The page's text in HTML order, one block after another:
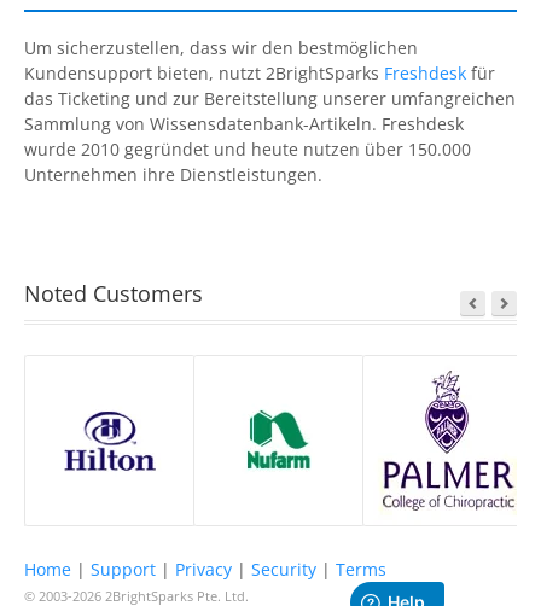
Um sicherzustellen, dass wir den bestmöglichen
Kundensupport bieten, nutzt 2BrightSparks Freshdesk für
das Ticketing und zur Bereitstellung unserer umfangreichen
Sammlung von Wissensdatenbank-Artikeln. Freshdesk
wurde 2010 gegründet und heute nutzen über 150.000
Unternehmen ihre Dienstleistungen.
Noted Customers
Home | Support | Privacy | Security | Terms
© 2003-2026 2BrightSparks Pte. Ltd.